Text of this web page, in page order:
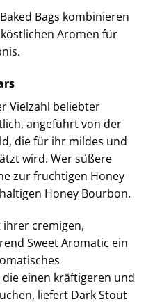
Bags kombinieren
Aromen für
Vielzahl beliebter
angeführt von der
die für ihr mildes und
wird. Wer süßere
zur fruchtigen Honey
Honey Bourbon.
ihrer cremigen,
Sweet Aromatic ein
einen kräftigeren und
liefert Dark Stout